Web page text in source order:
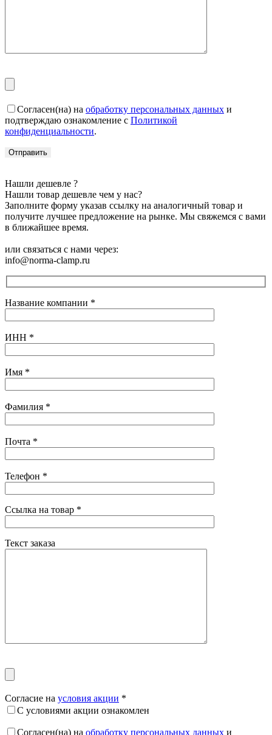
Согласен(на) на обработку персональных данных и
подтверждаю ознакомление с Политикой
конфиденциальности.
Нашли дешевле ?
Нашли товар дешевле чем у нас?
Заполните форму указав ссылку на аналогичный товар и
получите лучшее предложение на рынке. Мы свяжемся с вами
в ближайшее время.
или связаться с нами через:
info@norma-clamp.ru
Название компании *
ИНН *
Имя *
Фамилия *
Почта *
Телефон *
Ссылка на товар *
Текст заказа
Согласие на условия акции *
С условиями акции ознакомлен
Согласен(на) на обработку персональных данных и